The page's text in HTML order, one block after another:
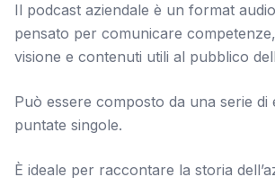
Il podcast aziendale è un format
pensato per comunicare
visione e contenuti utili al pubblico
Può essere composto da una serie di
puntate singole.
È ideale per raccontare la storia